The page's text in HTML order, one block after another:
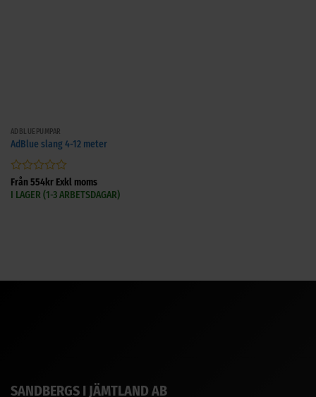
ADBLUEPUMPAR
AdBlue slang 4-12 meter
Betygsatt
0
Från554krExkl moms
I LAGER (1-3 ARBETSDAGAR)
SANDBERGS I JÄMTLAND AB